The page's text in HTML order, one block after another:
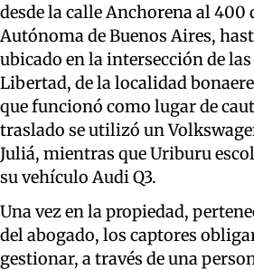
desde la calle Anchorena al 400
Autónoma de Buenos Aires,
ubicado en la intersección de
Libertad, de la localidad
que funcionó como lugar de
traslado se utilizó un
Juliá, mientras que Uriburu
su vehículo Audi Q3.
Una vez en la propiedad,
del abogado, los captores
gestionar, a través de una